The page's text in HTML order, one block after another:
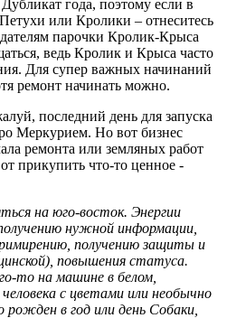
Дубликат года, поэтому если в
или Кролики – отнеситесь
парочки Кролик-Крыса
ведь Кролик и Крыса часто
Для супер важных начинаний
ремонт начинать можно.
последний день для запуска
Меркурием. Но вот бизнес
ремонта или земляных работ
прикупить что-то ценное -
на юго-восток. Энергии
нужной информации,
получению защиты и
повышения статуса.
то на машине в белом,
с цветами или необычно
рожден в год или день Собаки,